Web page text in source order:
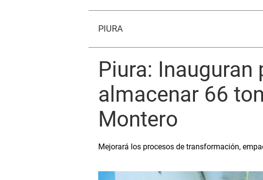
PIURA
Piura:
almacenar 66
Montero
Mejorará los procesos de transformación,